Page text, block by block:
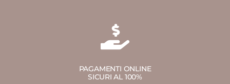
PAGAMENTI ONLINE
SICURI AL 100%